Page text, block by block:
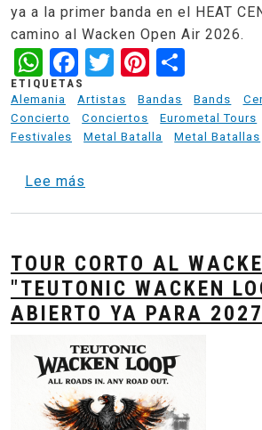
ya a la primer banda en el HEAT
camino al Wacken Open Air 2026.
WhatsApp
Facebook
TwitterPinterest
ETIQUETAS
Alemania
Artistas Bandas Bands
Concierto
Conciertos Eurometal Tours
Festivales
Metal Batalla Metal Batallas
Lee más
TOUR CORTO AL
"TEUTONIC WACKEN
ABIERTO YA PARA